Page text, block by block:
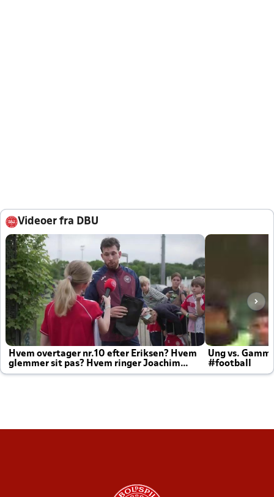
Videoer fra DBU
Hvem overtager nr.10 efter Eriksen? Hvem
glemmer sit pas? Hvem ringer Joachim
altid til efter kampe?
Ung vs.
#football